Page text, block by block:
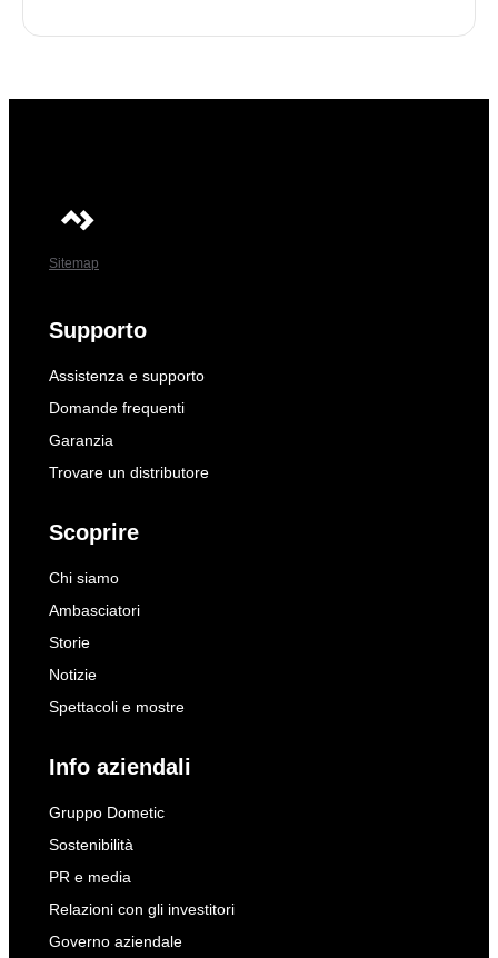
Sitemap
Supporto
Assistenza e supporto
Domande frequenti
Garanzia
Trovare un distributore
Scoprire
Chi siamo
Ambasciatori
Storie
Notizie
Spettacoli e mostre
Info aziendali
Gruppo Dometic
Sostenibilità
PR e media
Relazioni con gli investitori
Governo aziendale